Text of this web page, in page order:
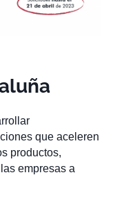
que aceleren
productos,
empresas a